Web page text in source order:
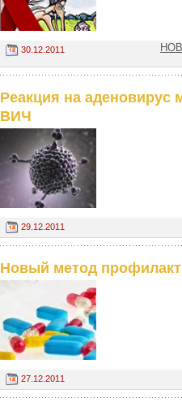
30.12.2011
Реакция на аденовирус
ВИЧ
29.12.2011
Новый метод
27.12.2011